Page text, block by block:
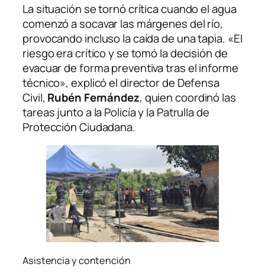
La situación se tornó crítica cuando el agua
comenzó a socavar las márgenes del río,
provocando incluso la caída de una tapia. «El
riesgo era crítico y se tomó la decisión de
evacuar de forma preventiva tras el informe
técnico», explicó el director de Defensa
Civil, Rubén Fernández, quien coordinó las
tareas junto a la Policía y la Patrulla de
Protección Ciudadana.
Asistencia y contención